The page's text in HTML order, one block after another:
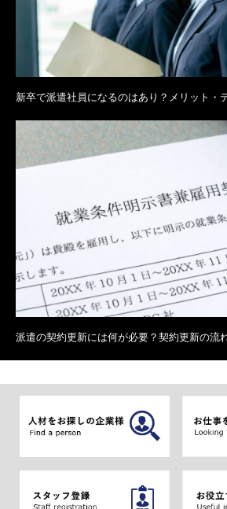
新卒で派遣社員になるのはあり？メリット・
派遣の契約更新には何が必要？契約更新の流